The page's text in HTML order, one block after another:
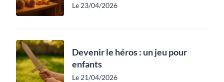
Le 23/04/2026
Devenir le héros : un jeu pour
enfants
Le 21/04/2026